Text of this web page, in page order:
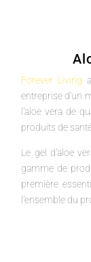
Forever Living
entreprise d'un
l'aloe vera de
produits de
Le gel d'aloe
gamme de
première
l'ensemble du